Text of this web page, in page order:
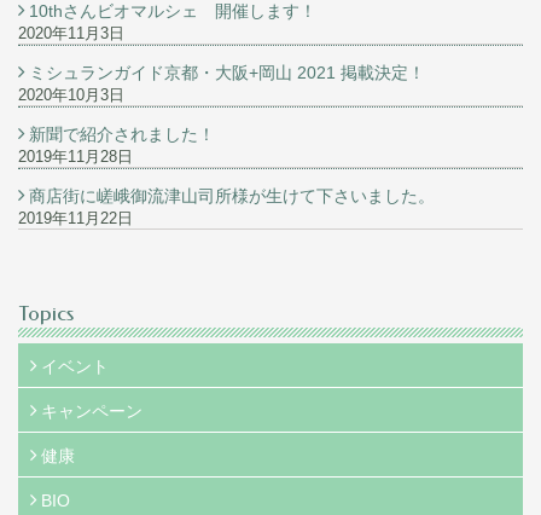
10thさんビオマルシェ 開催します！
2020年11月3日
ミシュランガイド京都・大阪+岡山 2021 掲載決定！
2020年10月3日
新聞で紹介されました！
2019年11月28日
商店街に嵯峨御流津山司所様が生けて下さいました。
2019年11月22日
Topics
イベント
キャンペーン
健康
BIO